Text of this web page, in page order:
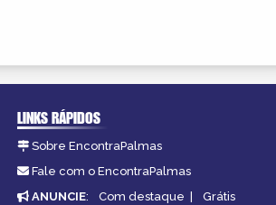
LINKS RÁPIDOS
Sobre EncontraPalmas
Fale com o EncontraPalmas
ANUNCIE: Com destaque | Grátis